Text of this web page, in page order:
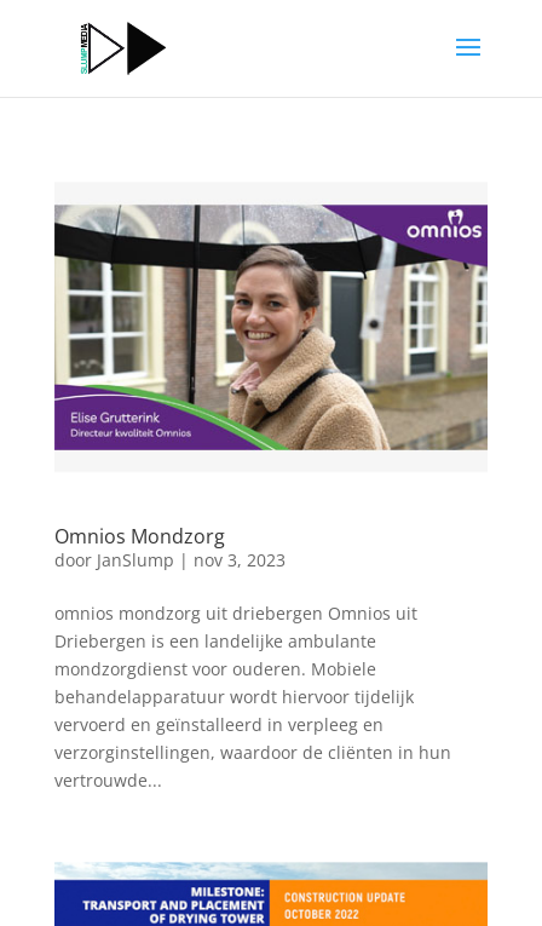
Omnios Mondzorg
door JanSlump | nov 3, 2023
omnios mondzorg uit driebergen Omnios uit
Driebergen is een landelijke ambulante
mondzorgdienst voor ouderen. Mobiele
behandelapparatuur wordt hiervoor tijdelijk
vervoerd en geïnstalleerd in verpleeg en
verzorginstellingen, waardoor de cliënten in hun
vertrouwde...